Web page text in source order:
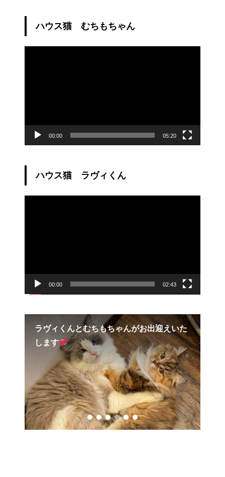
ハウス猫 むちもちゃん
00:00 05:20
ハウス猫 ラヴィくん
00:00 02:43
【譲渡決定】すいかちゃん卒業